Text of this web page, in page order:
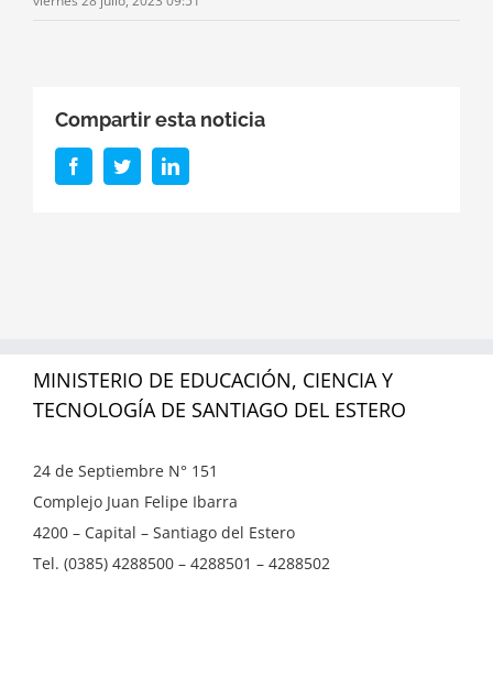
Compartir esta noticia
FacebookTwitterLinkedIn
MINISTERIO DE EDUCACIÓN, CIENCIA Y
TECNOLOGÍA DE SANTIAGO DEL ESTERO
24 de Septiembre N° 151
Complejo Juan Felipe Ibarra
4200 – Capital – Santiago del Estero
Tel. (0385) 4288500 – 4288501 – 4288502